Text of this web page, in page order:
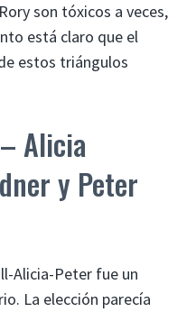
son tóxicos a veces,
está claro que el
estos triángulos
Alicia
y Peter
Alicia-Peter fue un
La elección parecía